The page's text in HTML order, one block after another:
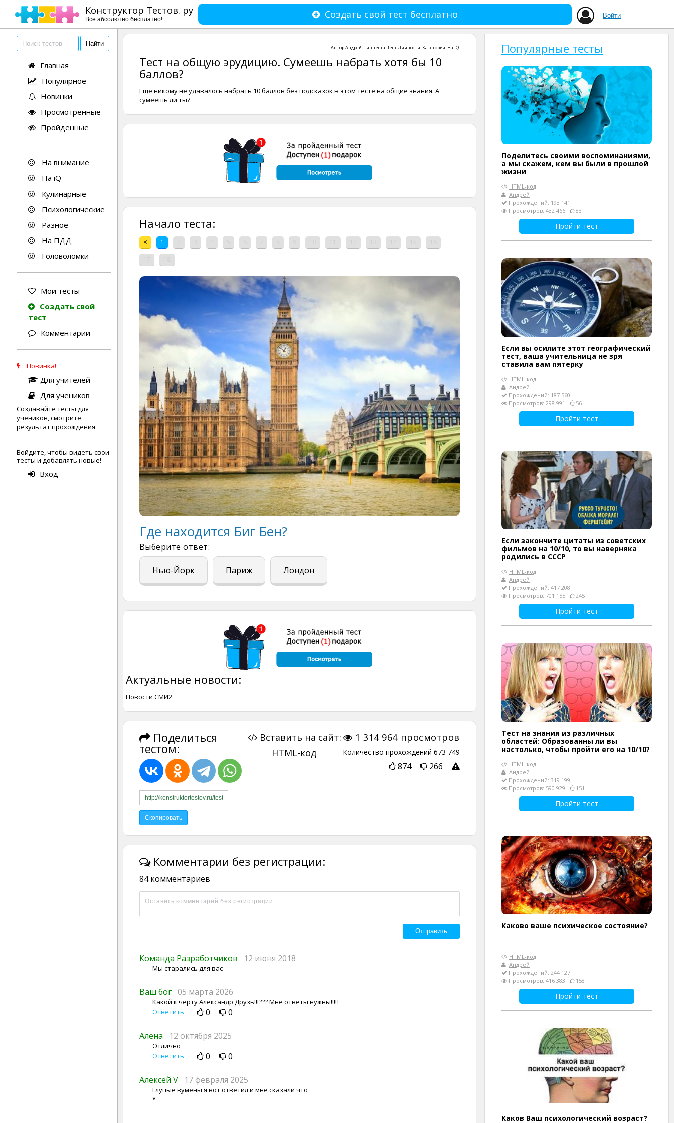
Конструктор Тестов. ру
Все абсолютно бесплатно! Войти
Создать свой тест бесплатно
Главная
Популярное
Новинки
Просмотренные
Пройденные
На внимание
На iQ
Кулинарные
Психологические
Разное
На ПДД
Головоломки
Мои тесты
Создать свой
тест
Комментарии
Новинка!
Для учителей
Для учеников
Создавайте тесты для
учеников, смотрите
результат прохождения.
Войдите, чтобы видеть свои
тесты и добавлять новые!
Вход
АвторАндрей. Тип теста:Тест Личности. Категория: На iQ.
Тест на общую эрудицию. Сумеешь набрать хотя бы 10
баллов?
Еще никому не удавалось набрать 10 баллов без подсказок в этом тесте на общие знания. А
сумеешь ли ты?
Начало теста:
< 1
Где находится Биг Бен?
Выберите ответ:
Нью-Йорк Париж Лондон
Актуальные новости:
Новости СМИ2
Поделиться
тестом:
1 314 964 просмотров
Количество прохождений 673 749
874 266
Вставить на сайт:
HTML-код
Комментарии без регистрации:
84 комментариев
Команда Разработчиков 12 июня 2018
Мы старались для вас
Ваш бог 05 марта 2026
Какой к черту Александр Друзь!!!??? Мне ответы нужны!!!!!
Ответить
0 0
Алена 12 октября 2025
Отлично
Ответить
0 0
Алексей V 17 февраля 2025
Глупые вумены я вот ответил и мне сказали что
я
Популярные тесты
Поделитесь своими воспоминаниями,
а мы скажем, кем вы были в прошлой
жизни
HTML-код
Андрей
Прохождений: 193 141
Просмотров: 432 466
83
Пройти тест
Если вы осилите этот географический
тест, ваша учительница не зря
ставила вам пятерку
HTML-код
Андрей
Прохождений: 187 560
Просмотров: 298 991
56
Пройти тест
Если закончите цитаты из советских
фильмов на 10/10, то вы наверняка
родились в СССР
HTML-код
Андрей
Прохождений: 417 208
Просмотров: 701 155
245
Пройти тест
Тест на знания из различных
областей: Образованны ли вы
настолько, чтобы пройти его на 10/10?
HTML-код
Андрей
Прохождений: 319 199
Просмотров: 590 929
151
Пройти тест
Каково ваше психическое состояние?
HTML-код
Андрей
Прохождений: 244 127
Просмотров: 416 383
158
Пройти тест
Каков Ваш психологический возраст?